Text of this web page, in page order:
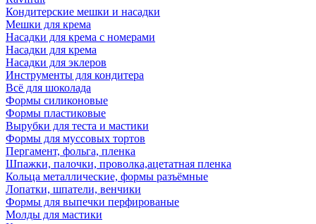
Кондитерские мешки и насадки
Мешки для крема
Насадки для крема с номерами
Насадки для крема
Насадки для эклеров
Инструменты для кондитера
Всё для шоколада
Формы силиконовые
Формы пластиковые
Вырубки для теста и мастики
Формы для муссовых тортов
Пергамент, фольга, пленка
Шпажки, палочки, проволка,ацетатная пленка
Кольца металлические, формы разъёмные
Лопатки, шпатели, венчики
Формы для выпечки перфированые
Молды для мастики